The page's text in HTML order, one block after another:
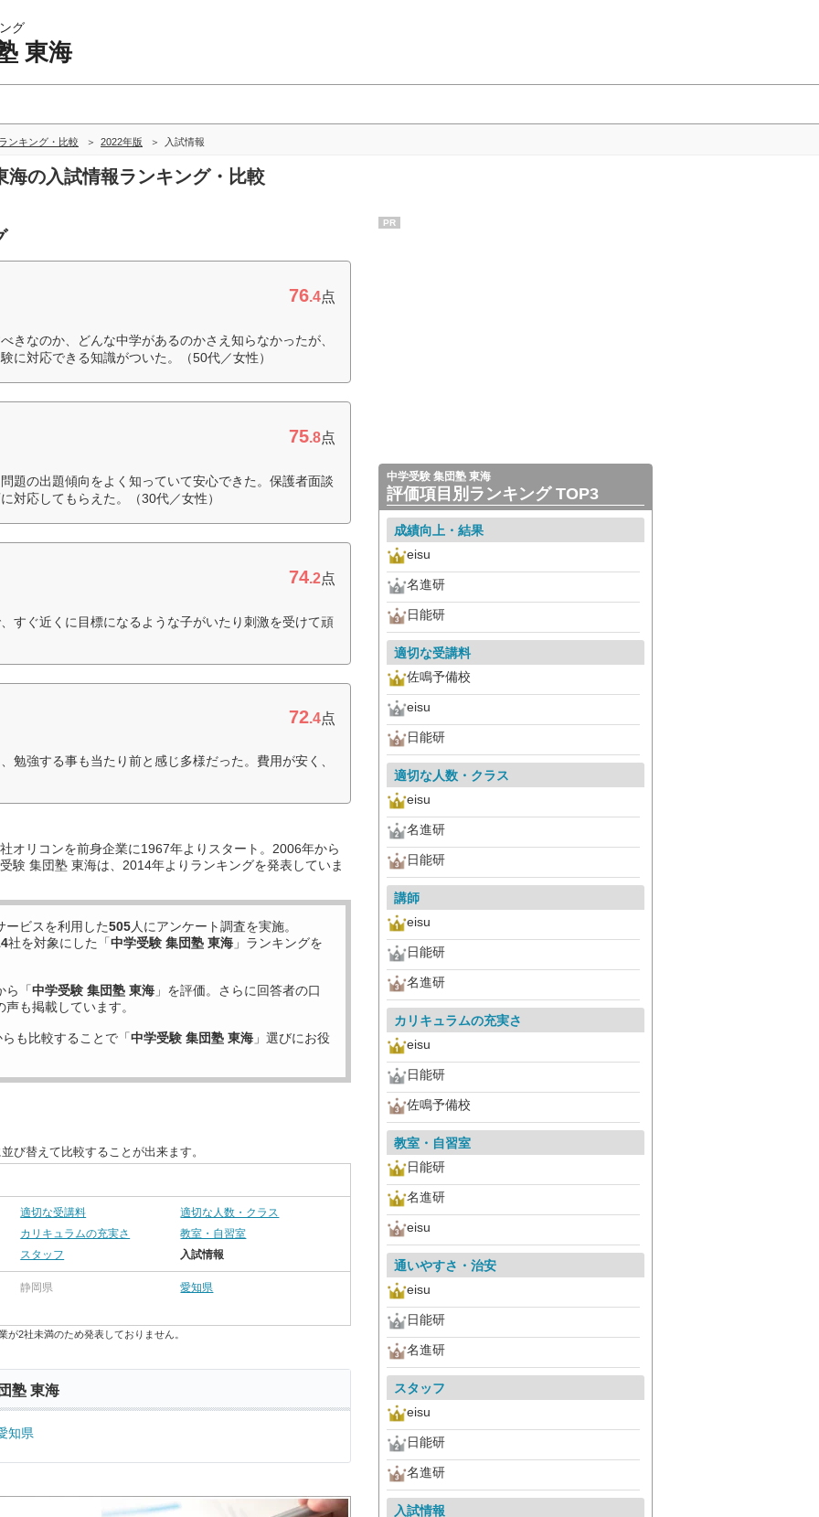
グ
東海
ンキング・比較 2022年版 入試情報
の入試情報ランキング・比較
76.4点
きなのか、どんな中学があるのかさえ知らなかったが、
に対応できる知識がついた。（50代／女性）
75.8点
題の出題傾向をよく知っていて安心できた。保護者面談
対応してもらえた。（30代／女性）
74.2点
すぐ近くに目標になるような子がいたり刺激を受けて頑
72.4点
勉強する事も当たり前と感じ多様だった。費用が安く、
オリコンを前身企業に1967年よりスタート。2006年から
験 集団塾 東海は、2014年よりランキングを発表していま
ービスを利用した505人にアンケート調査を実施。
社を対象にした「中学受験 集団塾 東海 」ランキングを
ら「中学受験 集団塾 東海 」を評価。さらに回答者の口
も掲載しています。
も比較することで「中学受験 集団塾 東海 」選びにお役
び替えて比較することが出来ます。
適切な受講料
適切な人数・クラス
カリキュラムの充実さ
教室・自習室
スタッフ
入試情報
静岡県 愛知県
2社未満のため発表しておりません。
塾 東海
知県
PR
中学受験 集団塾 東海
評価項目別ランキング TOP3
成績向上・結果
eisu
名進研
日能研
適切な受講料
佐鳴予備校
eisu
日能研
適切な人数・クラス
eisu
名進研
日能研
講師
eisu
日能研
名進研
カリキュラムの充実さ
eisu
日能研
佐鳴予備校
教室・自習室
日能研
名進研
eisu
通いやすさ・治安
eisu
日能研
名進研
スタッフ
eisu
日能研
名進研
入試情報